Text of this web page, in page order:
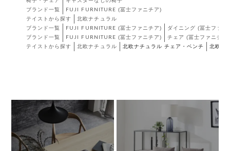
ブランド一覧
FUJI FURNITURE (冨士ファニチア)
テイストから探す
北欧ナチュラル
ブランド一覧
FUJI FURNITURE (冨士ファニチア)
ダイニング (冨士ファニ
ブランド一覧
FUJI FURNITURE (冨士ファニチア)
チェア (冨士ファニチア)
テイストから探す
北欧ナチュラル 北欧ナチュラル チェア・ベンチ 北欧ナ